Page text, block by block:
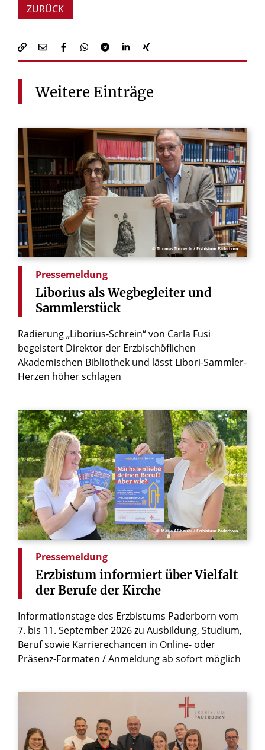
ZURÜCK
Weitere Einträge
© Thomas Throenle / Erzbistum Paderborn
Pressemeldung
Liborius als Wegbegleiter und
Sammlerstück
Radierung „Liborius-Schrein“ von Carla Fusi
begeistert Direktor der Erzbischöflichen
Akademischen Bibliothek und lässt Libori-Sammler-
Herzen höher schlagen
© Maria Aßhauer / Erzbistum Paderborn
Pressemeldung
Erzbistum informiert über Vielfalt
der Berufe der Kirche
Informationstage des Erzbistums Paderborn vom
7. bis 11. September 2026 zu Ausbildung, Studium,
Beruf sowie Karrierechancen in Online- oder
Präsenz-Formaten / Anmeldung ab sofort möglich